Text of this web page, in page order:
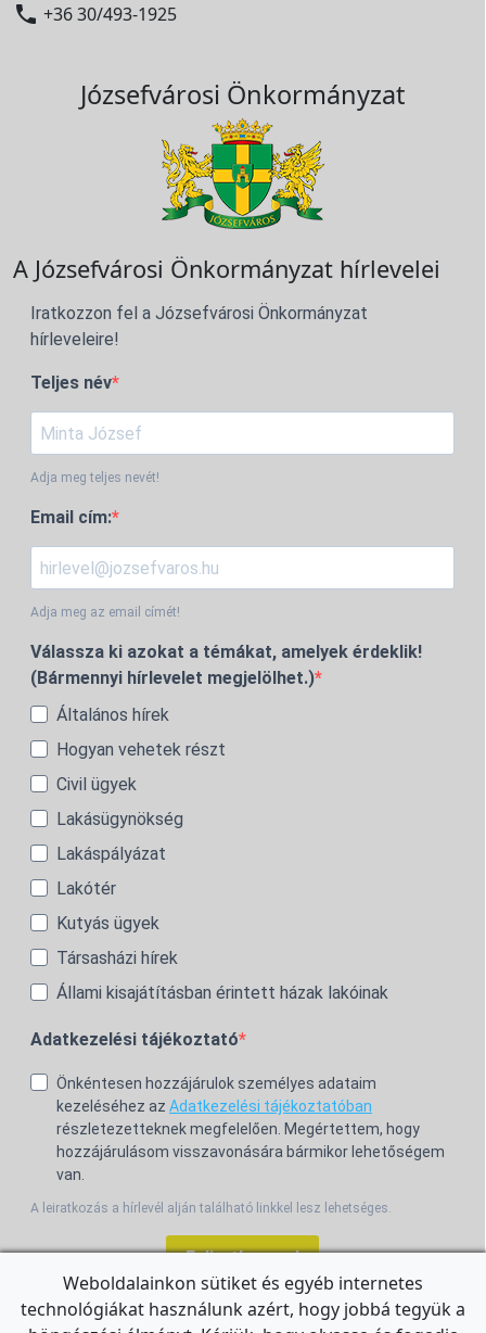
 +36 30/493-1925
Józsefvárosi Önkormányzat
A Józsefvárosi Önkormányzat hírlevelei
Iratkozzon fel a Józsefvárosi Önkormányzat
hírleveleire!
Teljes név
Adja meg teljes nevét!
Email cím:
Adja meg az email címét!
Válassza ki azokat a témákat, amelyek érdeklik!
(Bármennyi hírlevelet megjelölhet.)
Általános hírek
Hogyan vehetek részt
Civil ügyek
Lakásügynökség
Lakáspályázat
Lakótér
Kutyás ügyek
Társasházi hírek
Állami kisajátításban érintett házak lakóinak
Adatkezelési tájékoztató
Önkéntesen hozzájárulok személyes adataim
kezeléséhez az Adatkezelési tájékoztatóban
részletezetteknek megfelelően. Megértettem, hogy
hozzájárulásom visszavonására bármikor lehetőségem
van.
A leiratkozás a hírlevél alján található linkkel lesz lehetséges.
Feliratkozom!
Weboldalainkon sütiket és egyéb internetes
technológiákat használunk azért, hogy jobbá tegyük a